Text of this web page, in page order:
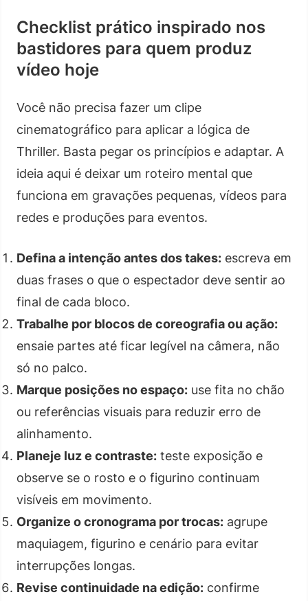
Checklist prático inspirado nos
bastidores para quem produz
vídeo hoje
Você não precisa fazer um clipe
cinematográfico para aplicar a lógica de
Thriller. Basta pegar os princípios e adaptar. A
ideia aqui é deixar um roteiro mental que
funciona em gravações pequenas, vídeos para
redes e produções para eventos.
Defina a intenção antes dos takes: escreva em
duas frases o que o espectador deve sentir ao
final de cada bloco.
Trabalhe por blocos de coreografia ou ação:
ensaie partes até ficar legível na câmera, não
só no palco.
Marque posições no espaço: use fita no chão
ou referências visuais para reduzir erro de
alinhamento.
Planeje luz e contraste: teste exposição e
observe se o rosto e o figurino continuam
visíveis em movimento.
Organize o cronograma por trocas: agrupe
maquiagem, figurino e cenário para evitar
interrupções longas.
Revise continuidade na edição: confirme